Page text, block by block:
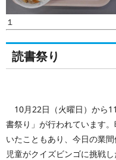
１
読書祭り
10月22日（火曜日）から
書祭り」が行われています
いたこともあり、今日の業
児童がクイズビンゴに挑戦